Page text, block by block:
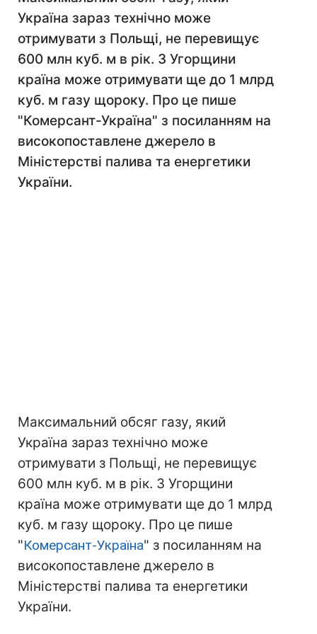
Україна зараз технічно може
отримувати з Польщі, не перевищує
600 млн куб. м в рік. З Угорщини
країна може отримувати ще до 1 млрд
куб. м газу щороку. Про це пише
"Комерсант-Україна" з посиланням на
високопоставлене джерело в
Міністерстві палива та енергетики
України.
Максимальний обсяг газу, який
Україна зараз технічно може
отримувати з Польщі, не перевищує
600 млн куб. м в рік. З Угорщини
країна може отримувати ще до 1 млрд
куб. м газу щороку. Про це пише
"Комерсант-Україна" з посиланням на
високопоставлене джерело в
Міністерстві палива та енергетики
України.